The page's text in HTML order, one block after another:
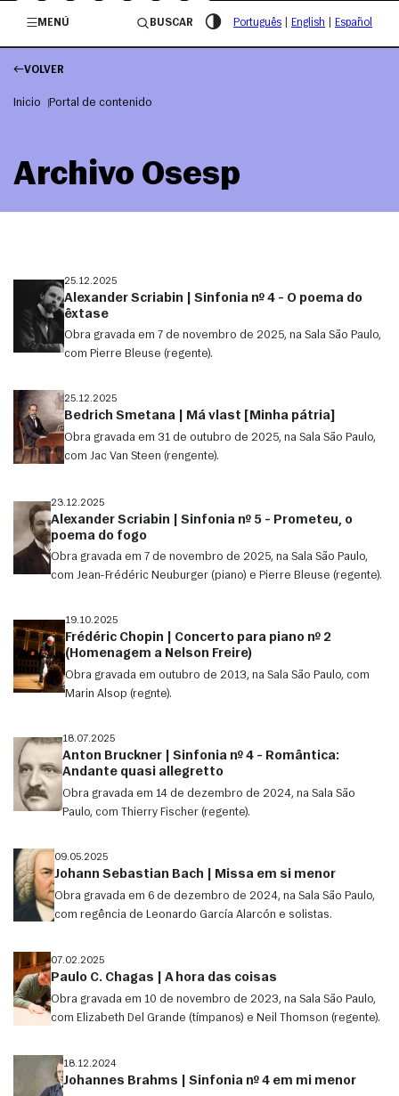
/governosp
MENÚ
BUSCAR Português English Español
VOLVER
Inicio Portal de contenido
Archivo Osesp
25.12.2025
Alexander Scriabin | Sinfonia nº 4 – O poema do
êxtase
Obra gravada em 7 de novembro de 2025, na Sala São Paulo,
com Pierre Bleuse (regente).
25.12.2025
Bedrich Smetana | Má vlast [Minha pátria]
Obra gravada em 31 de outubro de 2025, na Sala São Paulo,
com Jac Van Steen (rengente).
23.12.2025
Alexander Scriabin | Sinfonia nº 5 – Prometeu, o
poema do fogo
Obra gravada em 7 de novembro de 2025, na Sala São Paulo,
com Jean-Frédéric Neuburger (piano) e Pierre Bleuse (regente).
19.10.2025
Frédéric Chopin | Concerto para piano nº 2
(Homenagem a Nelson Freire)
Obra gravada em outubro de 2013, na Sala São Paulo, com
Marin Alsop (regnte).
18.07.2025
Anton Bruckner | Sinfonia nº 4 – Romântica:
Andante quasi allegretto
Obra gravada em 14 de dezembro de 2024, na Sala São
Paulo, com Thierry Fischer (regente).
09.05.2025
Johann Sebastian Bach | Missa em si menor
Obra gravada em 6 de dezembro de 2024, na Sala São Paulo,
com regência de Leonardo García Alarcón e solistas.
07.02.2025
Paulo C. Chagas | A hora das coisas
Obra gravada em 10 de novembro de 2023, na Sala São Paulo,
com Elizabeth Del Grande (tímpanos) e Neil Thomson (regente).
18.12.2024
Johannes Brahms | Sinfonia nº 4 em mi menor